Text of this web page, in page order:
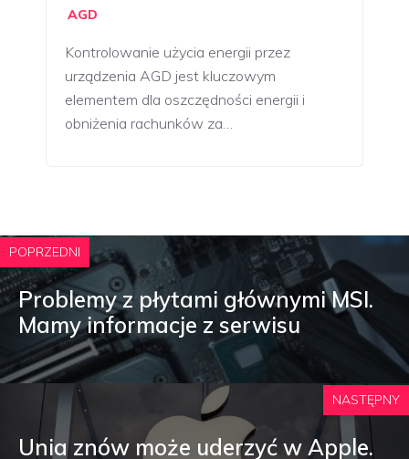
AGD
Kontrolowanie użycia energii przez
urządzenia AGD jest kluczowym
elementem dla oszczędności energii i
obniżenia rachunków za…
POPRZEDNI
Problemy z płytami głównymi MSI.
Mamy informacje z serwisu
NASTĘPNY
Unia znów może uderzyć w Apple.